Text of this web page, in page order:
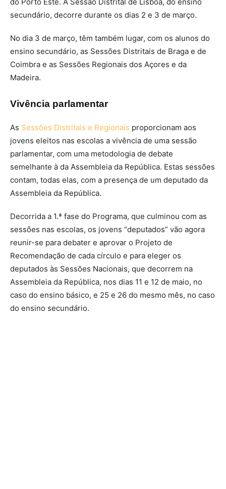
secundário, decorre durante os dias 2 e 3 de março.
No dia 3 de março, têm também lugar, com os alunos do
ensino secundário, as Sessões Distritais de Braga e de
Coimbra e as Sessões Regionais dos Açores e da
Madeira.
Vivência parlamentar
As Sessões Distritais e Regionais proporcionam aos
jovens eleitos nas escolas a vivência de uma sessão
parlamentar, com uma metodologia de debate
semelhante à da Assembleia da República. Estas sessões
contam, todas elas, com a presença de um deputado da
Assembleia da República.
Decorrida a 1.ª fase do Programa, que culminou com as
sessões nas escolas, os jovens “deputados” vão agora
reunir-se para debater e aprovar o Projeto de
Recomendação de cada círculo e para eleger os
deputados às Sessões Nacionais, que decorrem na
Assembleia da República, nos dias 11 e 12 de maio, no
caso do ensino básico, e 25 e 26 do mesmo mês, no caso
do ensino secundário.